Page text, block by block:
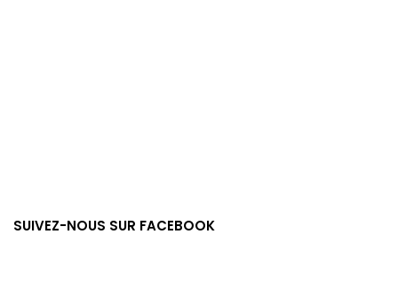
SUIVEZ-NOUS SUR FACEBOOK